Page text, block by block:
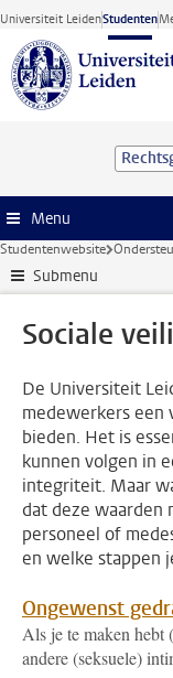
Ga direct naar de
Universiteit LeidenStudenten
Menu
Studentenwebsite
Submenu
Sociale
De Universiteit
medewerkers een
bieden. Het is
kunnen volgen in
integriteit. Maar
dat deze waarden
personeel of
en welke stappen
Ongewenst
Als je te maken hebt
andere (seksuele)